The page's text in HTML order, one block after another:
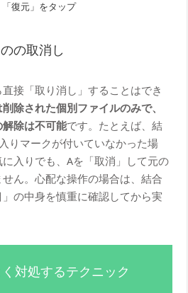
復元」をタップ
の取消し
直接「取り消し」することはでき
除された個別ファイルのみで、
除は不可能です。たとえば、結
りマークが付いていなかった場
入りでも、Aを「取消」して元の
ん。心配な操作の場合は、結合
の中身を慎重に確認してから実
対処するテクニック